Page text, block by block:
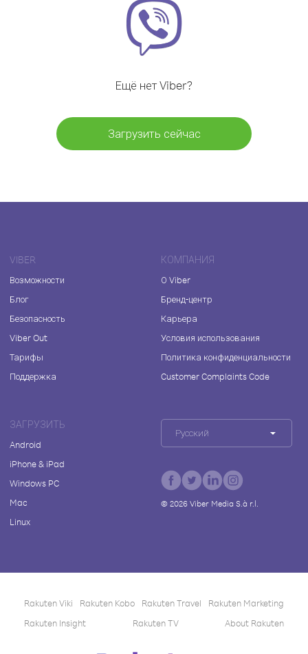
Ещё нет Viber?
Загрузить сейчас
VIBER
Возможности
Блог
Безопасность
Viber Out
Тарифы
Поддержка
КОМПАНИЯ
О Viber
Бренд-центр
Карьера
Условия использования
Политика конфиденциальности
Customer Complaints Code
ЗАГРУЗИТЬ
Android
iPhone & iPad
Windows PC
Mac
Linux
Русский
© 2026Viber Media S.à r.l.
Rakuten Viki Rakuten Kobo Rakuten Travel
Rakuten Marketing
Rakuten Insight
Rakuten TV About Rakuten